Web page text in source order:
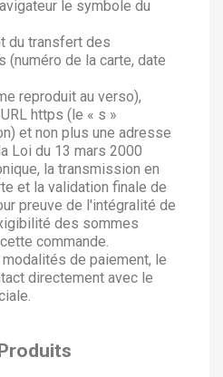
le symbole du
du transfert des
(numéro de la carte, date
reproduit au verso),
https (le « s »
et non plus une adresse
Loi du 13 mars 2000
la transmission en
et la validation finale de
preuve de l'intégralité de
des sommes
commande.
de paiement, le
directement avec le